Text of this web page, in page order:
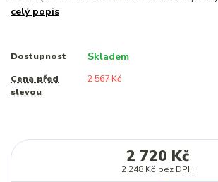
celý popis
Dostupnost Skladem
Cena před
slevou
2 567 Kč
2 720 Kč
2 248 Kč bez DPH